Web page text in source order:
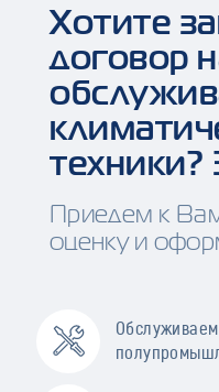
Хотите
договор
техники?
Приедем к
оценку и